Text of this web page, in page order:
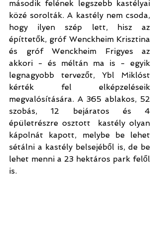
második felének legszebb kastélyai
közé sorolták. A kastély nem csoda,
hogy ilyen szép lett, hisz az
építtetők, gróf Wenckheim Krisztina
és gróf Wenckheim Frigyes az
akkori - és méltán ma is - egyik
legnagyobb tervezőt, Ybl Miklóst
kérték fel elképzeléseik
megvalósítására. A 365 ablakos, 52
szobás, 12 bejáratos és 4
épületrészre osztott  kastély olyan
kápolnát kapott, melybe be lehet
sétálni a kastély belsejéből is, de be
lehet menni a 23 hektáros park felől
is.